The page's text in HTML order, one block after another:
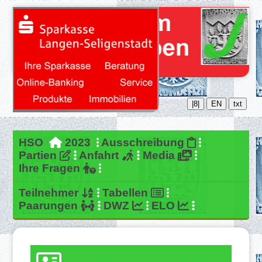
|8| EN txt
HSO 2023
Ausschreibung
Partien
Anfahrt
Media
Ihre Fragen
Teilnehmer
Tabellen
Paarungen
DWZ ELO